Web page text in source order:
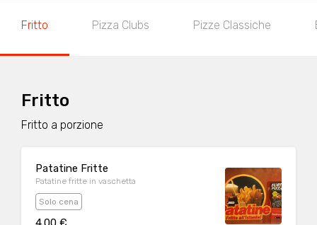
Fritto Pizza Clubs Pizze Classiche
Fritto
Fritto a porzione
Patatine Fritte
Patatine fritte in vaschetta
Solo cena